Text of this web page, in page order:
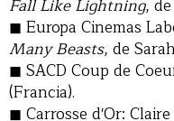
Fall Like Lightning,
Europa Cinemas
Many Beasts, de
SACD Coup de
(Francia).
Carrosse d'Or: